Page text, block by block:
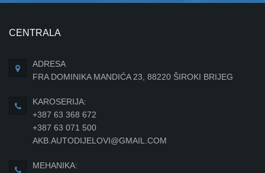
CENTRALA
ADRESA
FRA DOMINIKA MANDIĆA 23, 88220 ŠIROKI BRIJEG
KAROSERIJA:
+387 63 368 672
+387 63 071 500
AKB.AUTODIJELOVI@GMAIL.COM
MEHANIKA: